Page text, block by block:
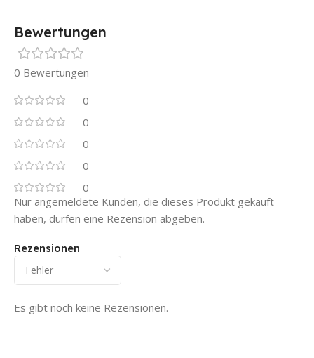
Bewertungen
0 Bewertungen
0
0
0
0
0
Rezensionen
Es gibt noch keine Rezensionen.
Nur angemeldete Kunden, die dieses Produkt gekauft
haben, dürfen eine Rezension abgeben.